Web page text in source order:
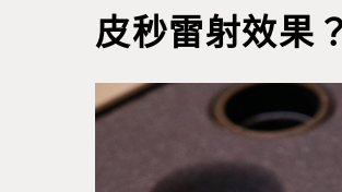
皮秒雷射效果